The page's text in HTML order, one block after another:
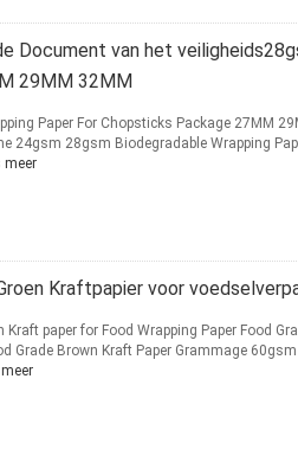
Document van het
29MM 32MM
Paper For Chopsticks Package 27MM
24gsm 28gsm Biodegradable Wrapping
meer
Kraftpapier voor
paper for Food Wrapping Paper Food
Grade Brown Kraft Paper Grammage
meer